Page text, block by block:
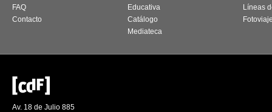
FAQ
Contacto
Educativa
Catálogo
Mediateca
Líneas
Av. 18 de Julio 885